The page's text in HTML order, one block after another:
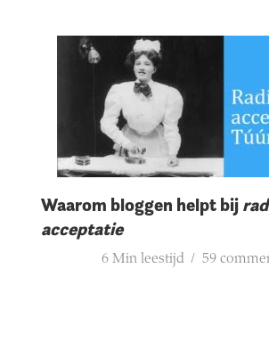
Waarom bloggen helpt bij
acceptatie
6 Min leestijd 59